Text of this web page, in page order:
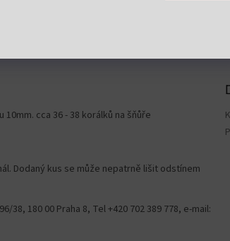
cca 36 - 38 korálků na šňůře
Dodaný kus se může nepatrně lišit odstínem
38, 180 00 Praha 8, Tel +420 702 389 778, e-mail: